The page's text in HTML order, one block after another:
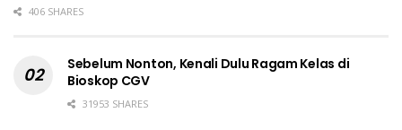
406 SHARES
Sebelum Nonton, Kenali Dulu Ragam Kelas di
Bioskop CGV
31953 SHARES